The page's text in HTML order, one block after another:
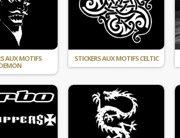
AUX MOTIFS STICKERS AUX MOTIFS CELTIC